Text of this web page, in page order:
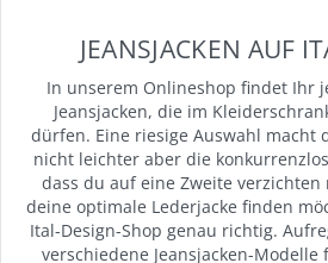
JEANSJACKEN AUF
In unserem Onlineshop findet Ihr
Jeansjacken, die im
dürfen. Eine riesige Auswahl macht
nicht leichter aber die
dass du auf eine Zweite verzichten
deine optimale Lederjacke finden
Ital-Design-Shop genau richtig.
verschiedene Jeansjacken-